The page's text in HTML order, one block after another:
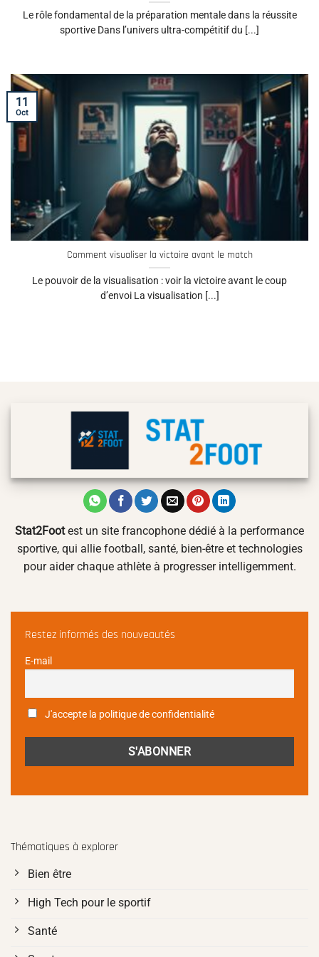
Le rôle fondamental de la préparation mentale dans la réussite
sportive Dans l’univers ultra-compétitif du [...]
Comment visualiser la victoire avant le match
Le pouvoir de la visualisation : voir la victoire avant le coup
d’envoi La visualisation [...]
11
Oct
Stat2Footest un site francophone dédié à la performance
sportive, qui allie football, santé, bien-être et technologies
pour aider chaque athlète à progresser intelligemment.
Restez informés des nouveautés
E-mail
J'accepte la politique de confidentialité
Thématiques à explorer
Bien être
High Tech pour le sportif
Santé